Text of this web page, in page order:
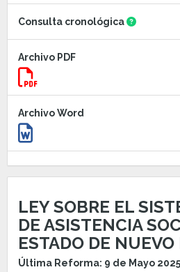
Consulta cronológica
Archivo PDF
Archivo Word
LEY SOBRE EL
DE ASISTENCIA
ESTADO DE NUEVO
Última Reforma: 9 de Mayo 2025